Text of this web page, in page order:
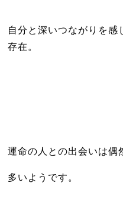
自分と深いつながりを感
存在。
運命の人との出会いは偶
多いようです。